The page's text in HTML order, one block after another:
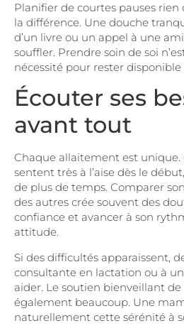
Planifier de courtes pauses rien
la différence. Une douche
d’un livre ou un appel à une
souffler. Prendre soin de soi
nécessité pour rester disponible
Écouter ses
avant tout
Chaque allaitement est unique.
sentent très à l’aise dès le
de plus de temps. Comparer
des autres crée souvent des
confiance et avancer à son
attitude.
Si des difficultés apparaissent,
consultante en lactation ou à
aider. Le soutien bienveillant
également beaucoup. Une
naturellement cette sérénité à